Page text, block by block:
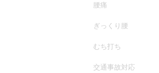
腰痛
ぎっくり腰
むち打ち
交通事故対応